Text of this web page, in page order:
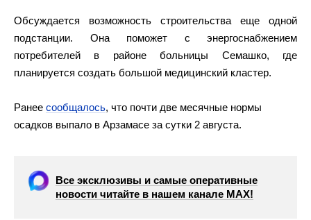
Обсуждается возможность строительства еще одной
подстанции. Она поможет с энергоснабжением
потребителей в районе больницы Семашко, где
планируется создать большой медицинский кластер.
Ранее сообщалось, что почти две месячные нормы
осадков выпало в Арзамасе за сутки 2 августа.
Все эксклюзивы и самые оперативные
новости читайте в нашем канале МАХ!